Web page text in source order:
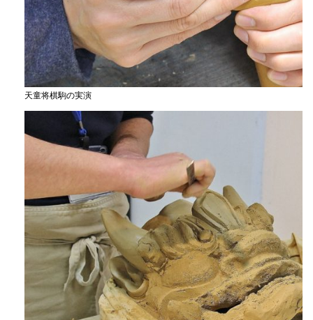
天童将棋駒の実演